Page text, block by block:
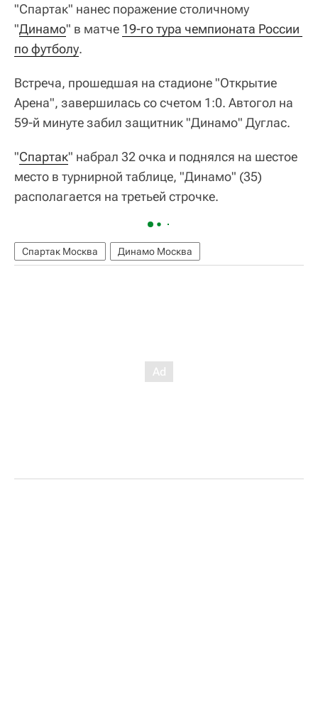
"Спартак" нанес поражение столичному
"Динамо" в матче 19-го тура чемпионата России
по футболу.
Встреча, прошедшая на стадионе "Открытие
Арена", завершилась со счетом 1:0. Автогол на
59-й минуте забил защитник "Динамо" Дуглас.
"Спартак" набрал 32 очка и поднялся на шестое
место в турнирной таблице, "Динамо" (35)
располагается на третьей строчке.
Спартак Москва Динамо Москва